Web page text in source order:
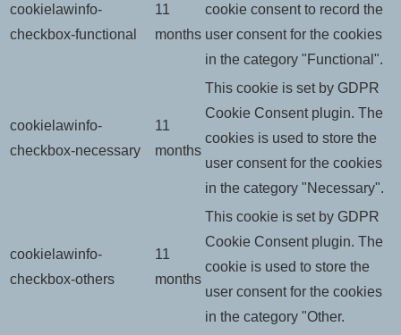
cookielawinfo-
checkbox-functional
11
months
cookie consent to record the
user consent for the cookies
in the category "Functional".
cookielawinfo-
checkbox-necessary
11
months
This cookie is set by GDPR
Cookie Consent plugin. The
cookies is used to store the
user consent for the cookies
in the category "Necessary".
cookielawinfo-
checkbox-others
11
months
This cookie is set by GDPR
Cookie Consent plugin. The
cookie is used to store the
user consent for the cookies
in the category "Other.